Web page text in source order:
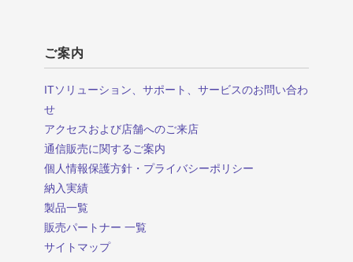
ご案内
ITソリューション、サポート、サービスのお問い合わ
せ
アクセスおよび店舗へのご来店
通信販売に関するご案内
個人情報保護方針・プライバシーポリシー
納入実績
製品一覧
販売パートナー 一覧
サイトマップ